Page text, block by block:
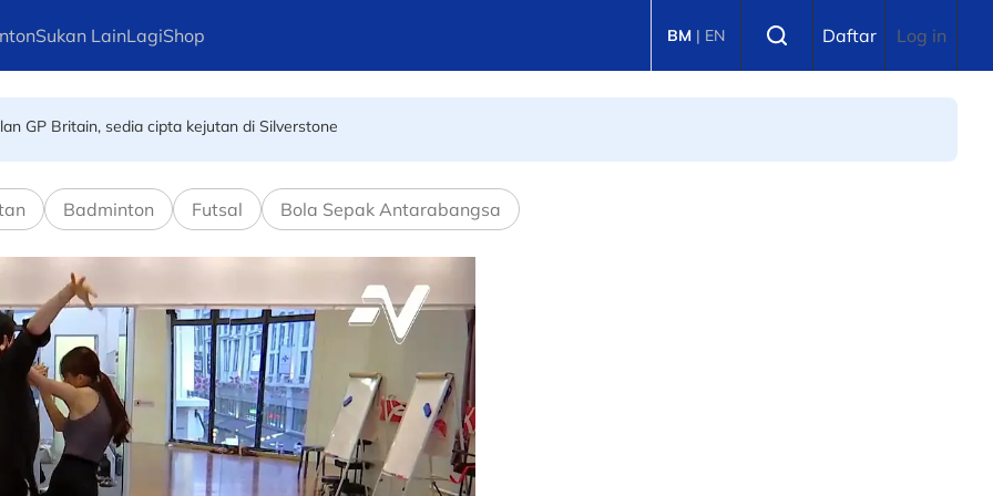
Sukan LainLagiShop BM | EN Daftar Log in
GP Britain, sedia cipta kejutan di Silverstone
Badminton Futsal Bola Sepak Antarabangsa